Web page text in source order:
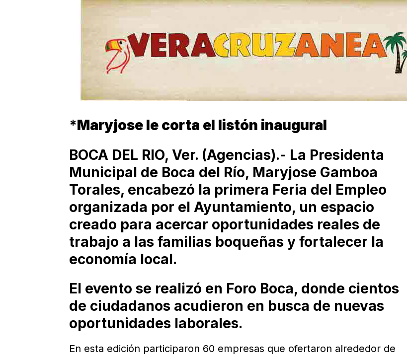
*Maryjose le corta el listón inaugural
BOCA DEL RIO, Ver. (Agencias).- La Presidenta
Municipal de Boca del Río, Maryjose Gamboa
Torales, encabezó la primera Feria del Empleo
organizada por el Ayuntamiento, un espacio
creado para acercar oportunidades reales de
trabajo a las familias boqueñas y fortalecer la
economía local.
El evento se realizó en Foro Boca, donde cientos
de ciudadanos acudieron en busca de nuevas
oportunidades laborales.
En esta edición participaron 60 empresas que ofertaron alrededor de